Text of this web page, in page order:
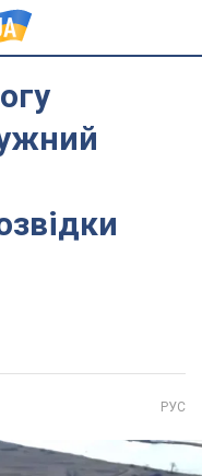
РУС